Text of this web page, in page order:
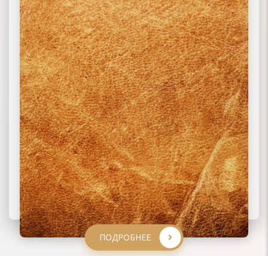
ПОДРОБНЕЕ
ПОДРОБНЕЕ
ПОДРОБНЕЕ
ПОДРОБНЕЕ